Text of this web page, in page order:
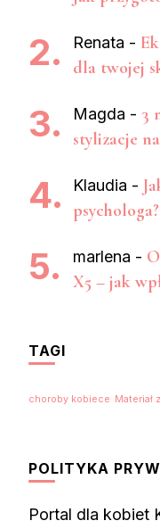
Renata -
dla twojej
Magda - 3
stylizacje
Klaudia -
psychologa?
marlena -
X5 – jak
TAGI
choroby kobiece Materiał
POLITYKA
Portal dla kobiet